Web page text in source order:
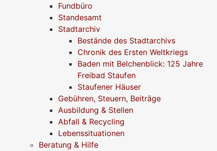
Fundbüro
Standesamt
Stadtarchiv
Bestände des Stadtarchivs
Chronik des Ersten Weltkriegs
Baden mit Belchenblick: 125 Jahre
Freibad Staufen
Staufener Häuser
Gebühren, Steuern, Beiträge
Ausbildung & Stellen
Abfall & Recycling
Lebenssituationen
Beratung & Hilfe